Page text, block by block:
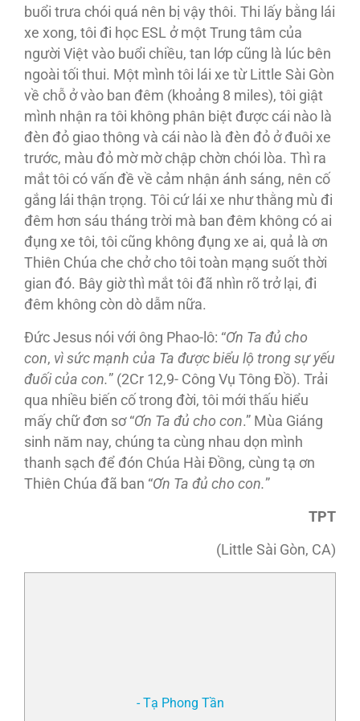
buổi trưa chói quá nên bị vậy thôi. Thi lấy bằng lái
xe xong, tôi đi học ESL ở một Trung tâm của
người Việt vào buổi chiều, tan lớp cũng là lúc bên
ngoài tối thui. Một mình tôi lái xe từ Little Sài Gòn
về chỗ ở vào ban đêm (khoảng 8 miles), tôi giật
mình nhận ra tôi không phân biệt được cái nào là
đèn đỏ giao thông và cái nào là đèn đỏ ở đuôi xe
trước, màu đỏ mờ mờ chập chờn chói lòa. Thì ra
mắt tôi có vấn đề về cảm nhận ánh sáng, nên cố
gắng lái thận trọng. Tôi cứ lái xe như thằng mù đi
đêm hơn sáu tháng trời mà ban đêm không có ai
đụng xe tôi, tôi cũng không đụng xe ai, quả là ơn
Thiên Chúa che chở cho tôi toàn mạng suốt thời
gian đó. Bây giờ thì mắt tôi đã nhìn rõ trở lại, đi
đêm không còn dò dẫm nữa.
Ðức Jesus nói với ông Phao-lô: “Ơn Ta đủ cho
con, vì sức mạnh của Ta được biểu lộ trong sự yếu
đuối của con.” (2Cr 12,9- Công Vụ Tông Ðồ). Trải
qua nhiều biến cố trong đời, tôi mới thấu hiểu
mấy chữ đơn sơ “Ơn Ta đủ cho con.” Mùa Giáng
sinh năm nay, chúng ta cùng nhau dọn mình
thanh sạch để đón Chúa Hài Ðồng, cùng tạ ơn
Thiên Chúa đã ban “Ơn Ta đủ cho con.”
TPT
(Little Sài Gòn, CA)
- Tạ Phong Tần